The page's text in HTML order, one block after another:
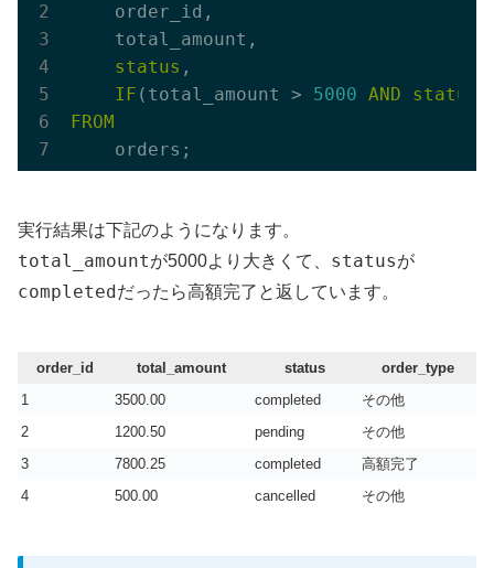
    order_id,
    total_amount,
status ,
IF (total_amount > 5000 AND status
FROM
実行結果は下記のようになります。
total_amountが5000より大きくて、 statusが
completedだったら高額完了 と返しています。
order_id total_amount status
order_type
1
3500.00 completed
その他
2
1200.50 pending
その他
3
7800.25 completed
高額完了
4
500.00 cancelled その他